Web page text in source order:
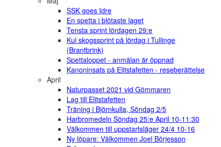
SSK goes Idre
En spetta i blötaste laget
Tensta sprint lördagen 29:e
Kul skogssprint på lördag i Tullinge
(Brantbrink)
Spettaloppet - anmälan är öppnad
Kanoninsats på Elitstafetten - reseberättelse
April
Naturpasset 2021 vid Gömmaren
Lag till Elitstafetten
Träning i Björnkulla, Söndag 2/5
Harbromedeln Söndag 25:e April 10-11:30
Välkommen till uppstartsläger 24/4 10-16
Ny löpare: Välkommen Joel Börjesson